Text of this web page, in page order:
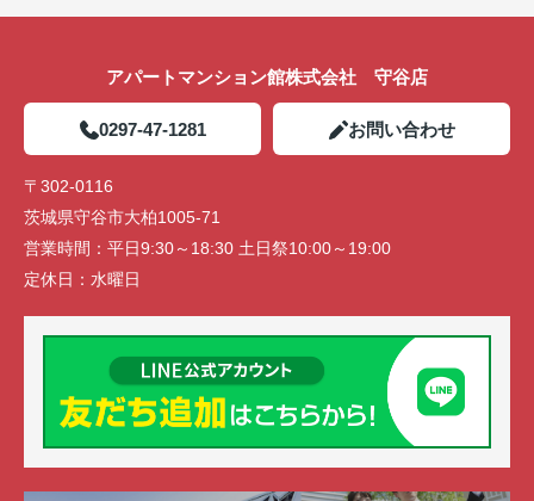
アパートマンション館株式会社 守谷店
0297-47-1281 お問い合わせ
〒302-0116
茨城県守谷市大柏1005-71
営業時間： 平日9:30～18:30 土日祭10:00～19:00
定休日： 水曜日